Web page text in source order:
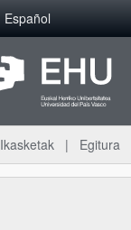
Español
Ikasketak Egitura